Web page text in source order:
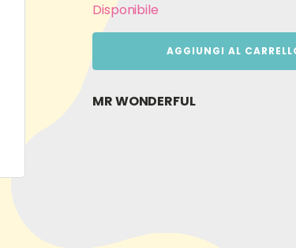
Disponibile
AGGIUNGI AL
MR WONDERFUL